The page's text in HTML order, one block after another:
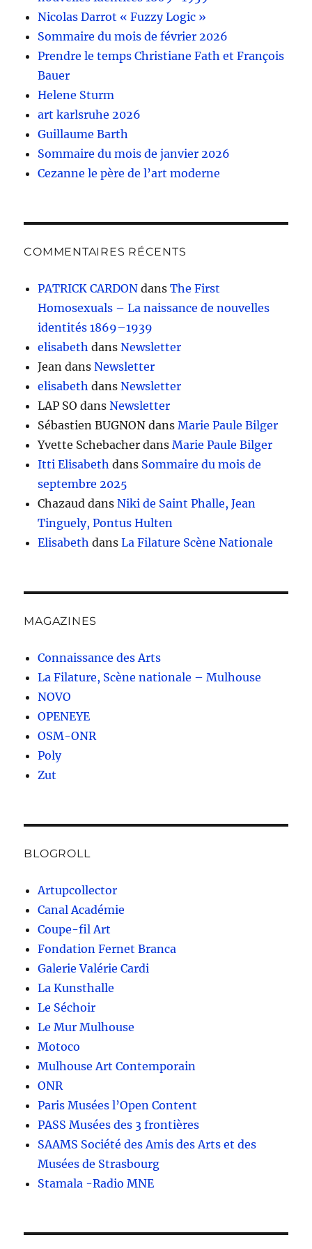
Nicolas Darrot « Fuzzy Logic »
Sommaire du mois de février 2026
Prendre le temps Christiane Fath et François
Bauer
Helene Sturm
art karlsruhe 2026
Guillaume Barth
Sommaire du mois de janvier 2026
Cezanne le père de l’art moderne
COMMENTAIRES RÉCENTS
PATRICK CARDON dansThe First
Homosexuals – La naissance de nouvelles
identités 1869–1939
elisabeth dansNewsletter
Jean dansNewsletter
elisabeth dansNewsletter
LAP SO dansNewsletter
Sébastien BUGNON dansMarie Paule Bilger
Yvette Schebacher dansMarie Paule Bilger
Itti Elisabeth dans Sommaire du mois de
septembre 2025
Chazaud dansNiki de Saint Phalle, Jean
Tinguely, Pontus Hulten
Elisabeth dansLa Filature Scène Nationale
MAGAZINES
Connaissance des Arts
La Filature, Scène nationale – Mulhouse
NOVO
OPENEYE
OSM-ONR
Poly
Zut
BLOGROLL
Artupcollector
Canal Académie
Coupe-fil Art
Fondation Fernet Branca
Galerie Valérie Cardi
La Kunsthalle
Le Séchoir
Le Mur Mulhouse
Motoco
Mulhouse Art Contemporain
ONR
Paris Musées l’Open Content
PASS Musées des 3 frontières
SAAMS Société des Amis des Arts et des
Musées de Strasbourg
Stamala -Radio MNE